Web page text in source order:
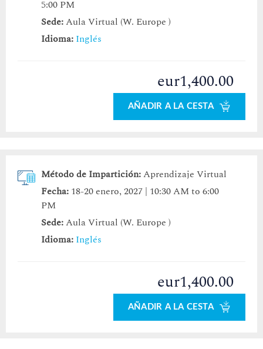
5:00 PM
Sede:Aula Virtual (W. Europe )
Idioma: Inglés
eur1,400.00
AÑADIR A LA CESTA
Método de Impartición:Aprendizaje Virtual
Fecha: 18-20 enero, 2027 | 10:30 AM to 6:00
PM
Sede:Aula Virtual (W. Europe )
Idioma: Inglés
eur1,400.00
AÑADIR A LA CESTA